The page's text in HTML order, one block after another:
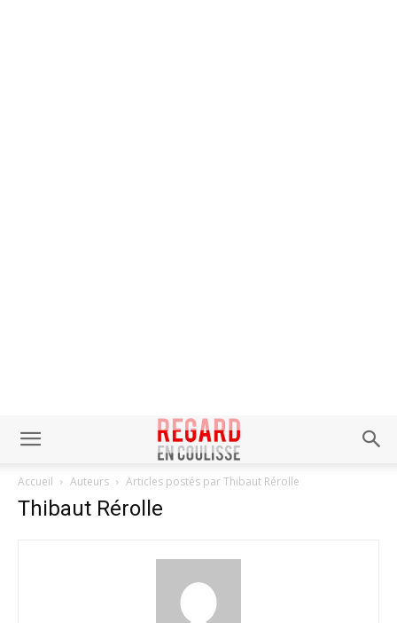
Accueil Auteurs Articles postés par Thibaut Rérolle
Thibaut Rérolle